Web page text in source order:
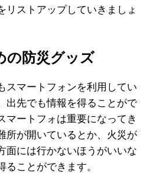
リストアップしていきましょ
の防災グッズ
マートフォンを利用してい
出先でも情報を得ることがで
マートフォは重要になってき
所が開いているとか、火災が
には行かないほうがいいな
ることができます。